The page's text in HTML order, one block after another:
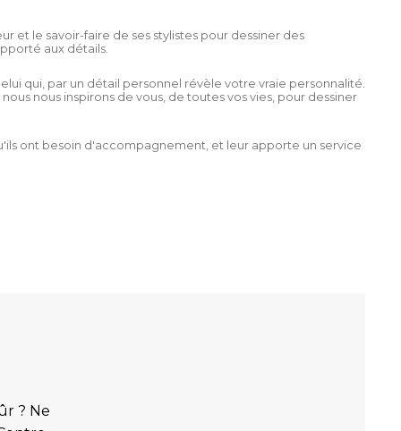
et le savoir-faire de ses stylistes pour dessiner des
aux détails.
qui, par un détail personnel révèle votre vraie personnalité.
nous inspirons de vous, de toutes vos vies, pour dessiner
ont besoin d'accompagnement, et leur apporte un service
? Ne